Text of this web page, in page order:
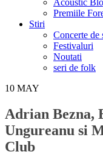
Acoustic
Premiile
Stiri
Concerte de
Festivaluri
Noutati
seri de folk
10 MAY
Adrian Bezna,
Ungureanu si
Club